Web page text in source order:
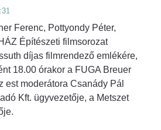
Ferenc, Pottyondy Péter,
Építészeti filmsorozat
díjas filmrendező emlékére,
18.00 órakor a FUGA Breuer
est moderátora Csanády Pál
Kft. ügyvezetője, a Metszet